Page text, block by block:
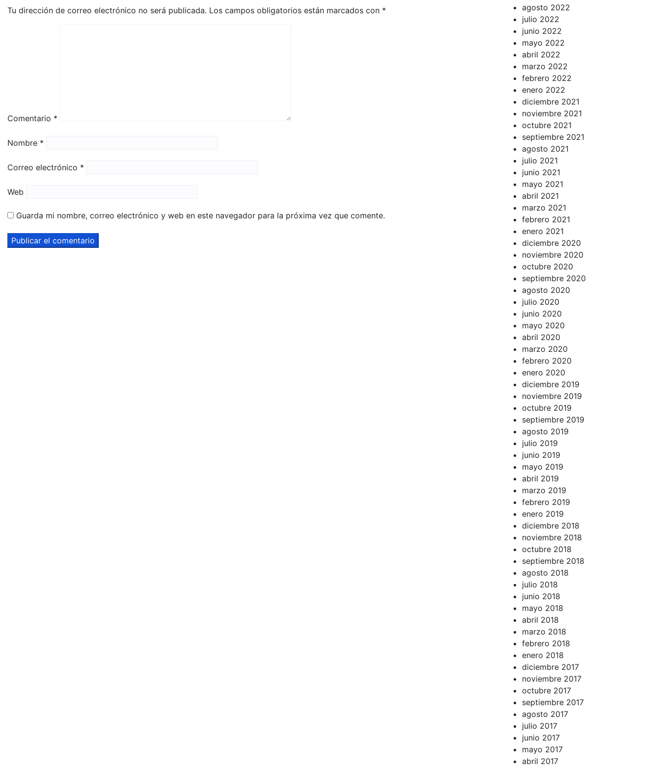
Tu dirección de correo electrónico no será publicada. Los campos obligatorios están marcados con *
Comentario *
Nombre *
Correo electrónico *
Web
Guarda mi nombre, correo electrónico y web en este navegador para la próxima vez que comente.
agosto 2022
julio 2022
junio 2022
mayo 2022
abril 2022
marzo 2022
febrero 2022
enero 2022
diciembre 2021
noviembre 2021
octubre 2021
septiembre 2021
agosto 2021
julio 2021
junio 2021
mayo 2021
abril 2021
marzo 2021
febrero 2021
enero 2021
diciembre 2020
noviembre 2020
octubre 2020
septiembre 2020
agosto 2020
julio 2020
junio 2020
mayo 2020
abril 2020
marzo 2020
febrero 2020
enero 2020
diciembre 2019
noviembre 2019
octubre 2019
septiembre 2019
agosto 2019
julio 2019
junio 2019
mayo 2019
abril 2019
marzo 2019
febrero 2019
enero 2019
diciembre 2018
noviembre 2018
octubre 2018
septiembre 2018
agosto 2018
julio 2018
junio 2018
mayo 2018
abril 2018
marzo 2018
febrero 2018
enero 2018
diciembre 2017
noviembre 2017
octubre 2017
septiembre 2017
agosto 2017
julio 2017
junio 2017
mayo 2017
abril 2017